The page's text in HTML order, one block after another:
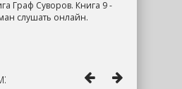
Граф Суворов. Книга 9 -
слушать онлайн.